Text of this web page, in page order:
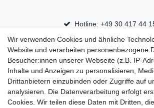
Hotline: +49 30 417 44
30 Tage
Versandfrei ab 75 € in
Top Marken
Eduplay
Wir verwenden Cookies und ähnliche
Website und verarbeiten personenbezogene
Besucher:innen unserer Webseite (z.B. IP-
Inhalte und Anzeigen zu personalisieren,
Drittanbietern einzubinden oder Zugriffe auf
analysieren. Die Datenverarbeitung erfolgt
Cookies. Wir teilen diese Daten mit Dritten,